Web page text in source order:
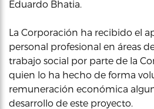
Eduardo Bhatia.
La Corporación ha recibido el
personal profesional en áreas
trabajo social por parte de la
quien lo ha hecho de forma
remuneración económica
desarrollo de este proyecto.